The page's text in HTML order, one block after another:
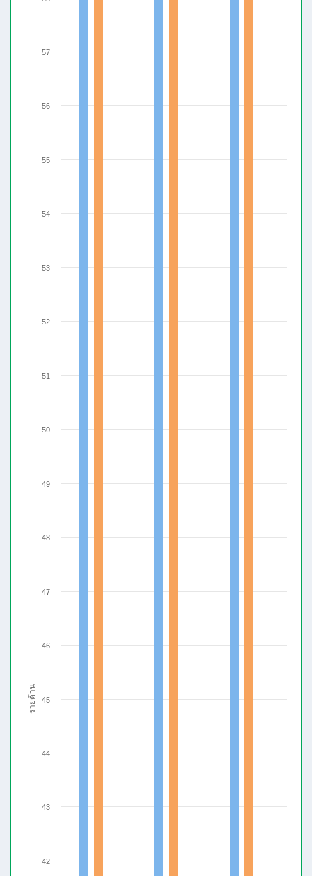
รายด้าน
50
42
43
44
45
46
47
48
49
51
52
53
54
55
56
57